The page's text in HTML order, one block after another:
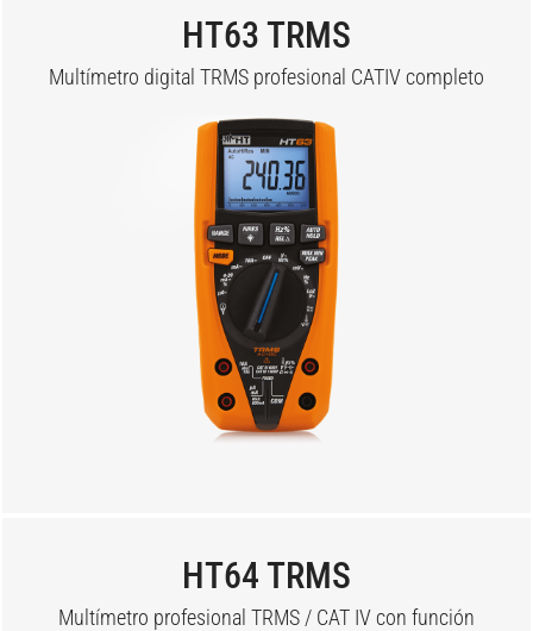
HT63 TRMS
Multímetro digital TRMS profesional CATIV completo
HT64 TRMS
Multímetro profesional TRMS / CAT IV con función